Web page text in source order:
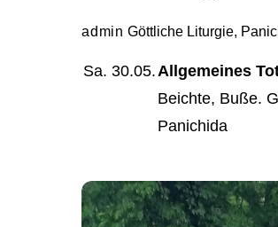
admin Göttliche Liturgie,
Sa. 30.05.Allgemeines
Beichte, Buße.
Panichida